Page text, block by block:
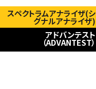
スペクトラムアナライザ(シ
グナルアナライザ)
アドバンテスト
（ADVANTEST）